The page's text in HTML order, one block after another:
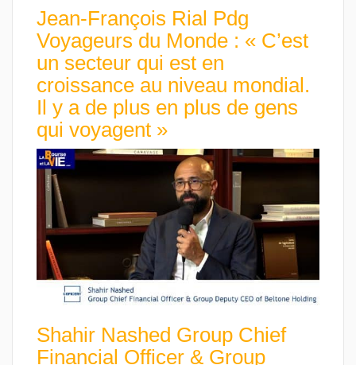
Jean-François Rial Pdg
Voyageurs du Monde : « C’est
un secteur qui est en
croissance au niveau mondial.
Il y a de plus en plus de gens
qui voyagent »
Shahir Nashed Group Chief
Financial Officer & Group